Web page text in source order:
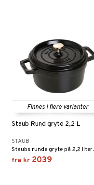
Finnes i flere varianter
Staub Rund gryte 2,2 L
STAUB
Staubs runde gryte på 2,2 liter.
fra kr 2039